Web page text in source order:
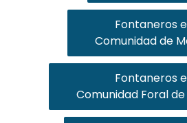
Fontaneros
Comunidad de
Fontaneros
Comunidad Foral